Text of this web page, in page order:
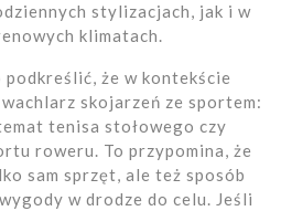
stylizacjach, jak i w
klimatach.
podkreślić, że w kontekście
skojarzeń ze sportem:
tenisa stołowego czy
roweru. To przypomina, że
sam sprzęt, ale też sposób
w drodze do celu. Jeśli